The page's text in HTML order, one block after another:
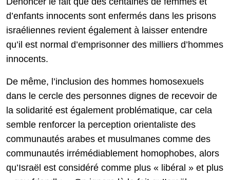
d’enfants innocents sont enfermés dans les prisons
israéliennes revient également à laisser entendre
qu’il est normal d’emprisonner des milliers d’hommes
innocents.
De même, l’inclusion des hommes homosexuels
dans le cercle des personnes dignes de recevoir de
la solidarité est également problématique, car cela
semble renforcer la perception orientaliste des
communautés arabes et musulmanes comme des
communautés irrémédiablement homophobes, alors
qu’Israël est considéré comme plus « libéral » et plus